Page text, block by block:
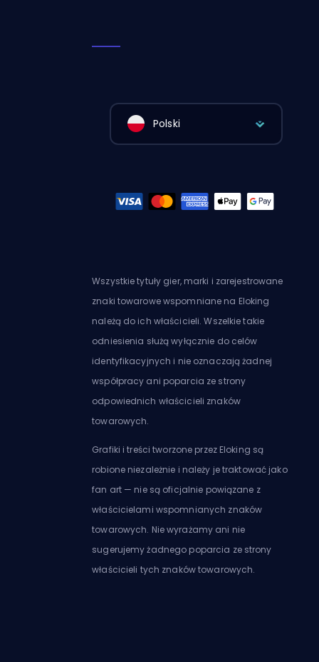
Polski
Wszystkie tytuły gier, marki i zarejestrowane
znaki towarowe wspomniane na Eloking
należą do ich właścicieli. Wszelkie takie
odniesienia służą wyłącznie do celów
identyfikacyjnych i nie oznaczają żadnej
współpracy ani poparcia ze strony
odpowiednich właścicieli znaków
towarowych.
Grafiki i treści tworzone przez Eloking są
robione niezależnie i należy je traktować jako
fan art — nie są oficjalnie powiązane z
właścicielami wspomnianych znaków
towarowych. Nie wyrażamy ani nie
sugerujemy żadnego poparcia ze strony
właścicieli tych znaków towarowych.